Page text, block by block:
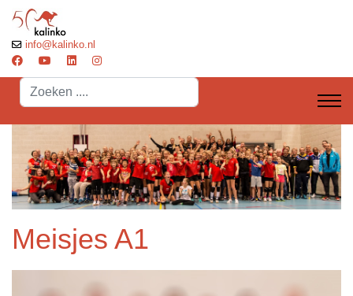
info@kalinko.nl
Search
...
Meisjes A1